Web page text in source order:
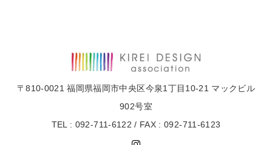
〒810-0021 福岡県福岡市中央区今泉1丁目10-21 マックビル
902号室
TEL : 092-711-6122 / FAX : 092-711-6123